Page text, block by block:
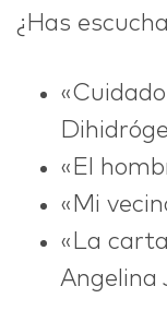
¿Has
«El
«Mi
«La
Angelina
IDEAS
ABOUT